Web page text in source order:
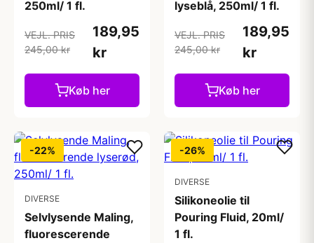
250ml/ 1 fl.
VEJL. PRIS
245,00 kr
189,95
kr
Køb her
lyseblå, 250ml/ 1 fl.
VEJL. PRIS
245,00 kr
189,95
kr
Køb her
-22%
DIVERSE
Selvlysende Maling,
fluorescerende
-26%
DIVERSE
Silikoneolie til
Pouring Fluid, 20ml/
1 fl.